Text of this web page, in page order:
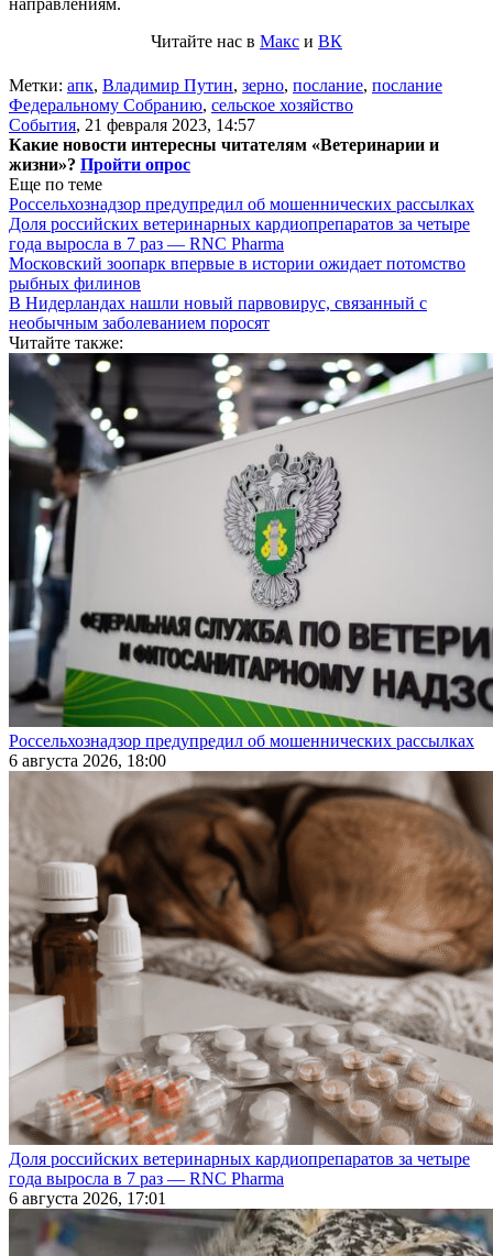
Читайте нас в Макс и ВК
Метки: апк, Владимир Путин, зерно, послание, послание
Федеральному Собранию, сельское хозяйство
События, 21 февраля 2023, 14:57
Какие новости интересны читателям «Ветеринарии и
жизни»? Пройти опрос
Еще по теме
Россельхознадзор предупредил об мошеннических рассылках
Доля российских ветеринарных кардиопрепаратов за четыре
года выросла в 7 раз — RNC Pharma
Московский зоопарк впервые в истории ожидает потомство
рыбных филинов
В Нидерландах нашли новый парвовирус, связанный с
необычным заболеванием поросят
Читайте также:
Россельхознадзор предупредил об мошеннических рассылках
6 августа 2026, 18:00
Доля российских ветеринарных кардиопрепаратов за четыре
года выросла в 7 раз — RNC Pharma
6 августа 2026, 17:01